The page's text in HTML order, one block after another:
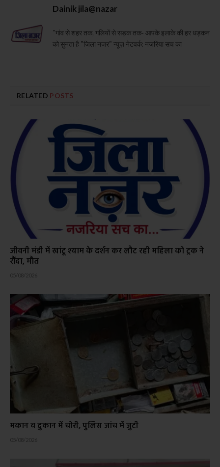
Dainik jila@nazar
"गांव से शहर तक, गलियों से सड़क तक- आपके इलाके की हर धड़कन
को सुनता है "जिला नजर" न्यूज़ नेटवर्क: नजरिया सच का
RELATED POSTS
जीवनी मंडी में खांटू श्याम के दर्शन कर लौट रही महिला को ट्रक ने
रौंदा, मौत
05/08/2026
मकान व दुकान में चोरी, पुलिस जांच में जुटी
05/08/2026